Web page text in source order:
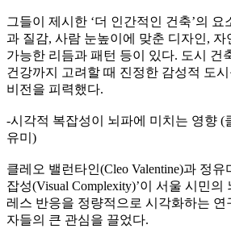
그들이 제시한 ‘더 인간적인 건축’의
과 질감, 사람 눈높이에 맞춘 디자인, 자
가능한 리듬과 패턴 등이 있다. 도시 건
건강까지 고려할 때 진정한 감성적 도
비전을 피력했다.
-시각적 복잡성이 뇌파에 미치는 영향 (
유미)
클레오 밸런타인(Cleo Valentine)과 정
잡성(Visual Complexity)’이 서울 시민
레스 반응을 정량적으로 시각화하는 연
자들의 큰 관심을 끌었다.